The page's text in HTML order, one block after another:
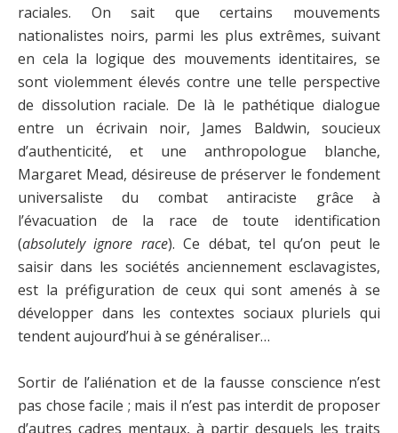
raciales. On sait que certains mouvements
nationalistes noirs, parmi les plus extrêmes, suivant
en cela la logique des mouvements identitaires, se
sont violemment élevés contre une telle perspective
de dissolution raciale. De là le pathétique dialogue
entre un écrivain noir, James Baldwin, soucieux
d’authenticité, et une anthropologue blanche,
Margaret Mead, désireuse de préserver le fondement
universaliste du combat antiraciste grâce à
l’évacuation de la race de toute identification
(absolutely ignore race). Ce débat, tel qu’on peut le
saisir dans les sociétés anciennement esclavagistes,
est la préfiguration de ceux qui sont amenés à se
développer dans les contextes sociaux pluriels qui
tendent aujourd’hui à se généraliser…
Sortir de l’aliénation et de la fausse conscience n’est
pas chose facile ; mais il n’est pas interdit de proposer
d’autres cadres mentaux, à partir desquels les traits